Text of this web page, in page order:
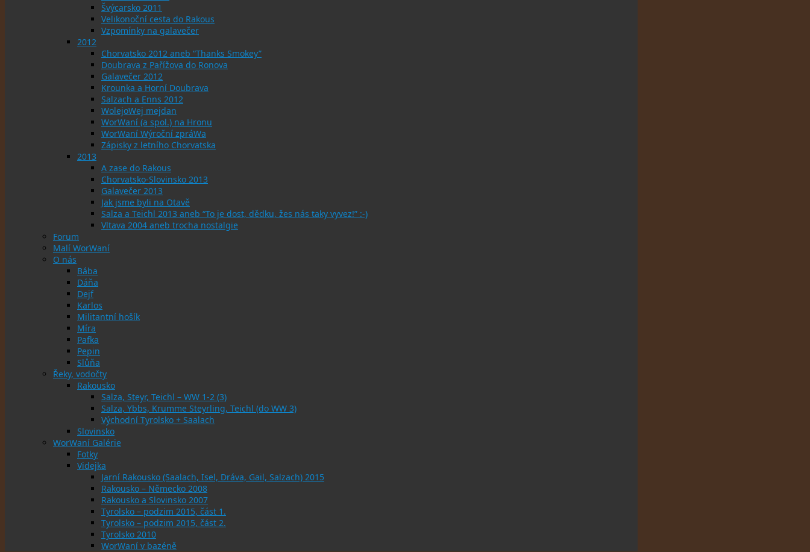
Švýcarsko 2011
Velikonoční cesta do Rakous
Vzpomínky na galavečer
2012
Chorvatsko 2012 aneb “Thanks Smokey”
Doubrava z Pařížova do Ronova
Galavečer 2012
Krounka a Horní Doubrava
Salzach a Enns 2012
WolejoWej mejdan
WorWaní (a spol.) na Hronu
WorWaní Wýroční zpráWa
Zápisky z letního Chorvatska
2013
A zase do Rakous
Chorvatsko-Slovinsko 2013
Galavečer 2013
Jak jsme byli na Otavě
Salza a Teichl 2013 aneb “To je dost, dědku, žes nás taky vyvez!” :-)
Vltava 2004 aneb trocha nostalgie
Forum
Malí WorWaní
O nás
Bába
Dáňa
Dejf
Karlos
Militantní hošík
Míra
Pafka
Pepin
Slůňa
Řeky, vodočty
Rakousko
Salza, Steyr, Teichl – WW 1-2 (3)
Salza, Ybbs, Krumme Steyrling, Teichl (do WW 3)
Východní Tyrolsko + Saalach
Slovinsko
WorWaní Galérie
Fotky
Videjka
Jarní Rakousko (Saalach, Isel, Dráva, Gail, Salzach) 2015
Rakousko – Německo 2008
Rakousko a Slovinsko 2007
Tyrolsko – podzim 2015, část 1.
Tyrolsko – podzim 2015, část 2.
Tyrolsko 2010
WorWaní v bazéně